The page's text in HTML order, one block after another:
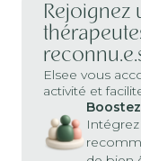
Rejoignez
Elsee vous
activité et